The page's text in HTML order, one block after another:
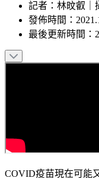
記者：林旼叡｜
發佈時間：